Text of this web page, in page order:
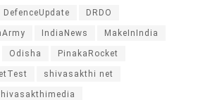
DefenceUpdate DRDO
IndiaNews MakeInIndia
Odisha PinakaRocket
shivasakthi net